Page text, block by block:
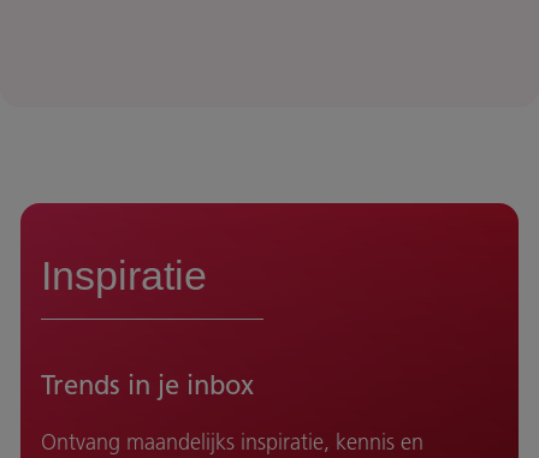
Inspiratie
Trends in je inbox
Ontvang maandelijks inspiratie, kennis en